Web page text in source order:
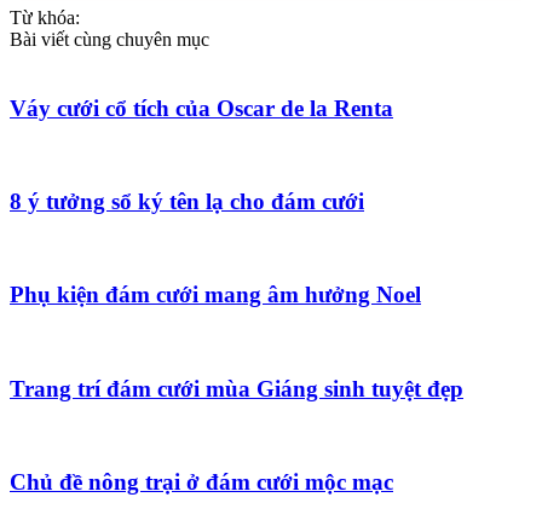
Từ khóa:
Bài viết cùng chuyên mục
Váy cưới cổ tích của Oscar de la Renta
8 ý tưởng sổ ký tên lạ cho đám cưới
Phụ kiện đám cưới mang âm hưởng Noel
Trang trí đám cưới mùa Giáng sinh tuyệt đẹp
Chủ đề nông trại ở đám cưới mộc mạc